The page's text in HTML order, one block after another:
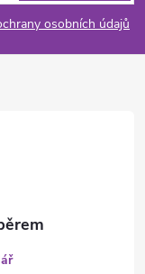
osobních údajů